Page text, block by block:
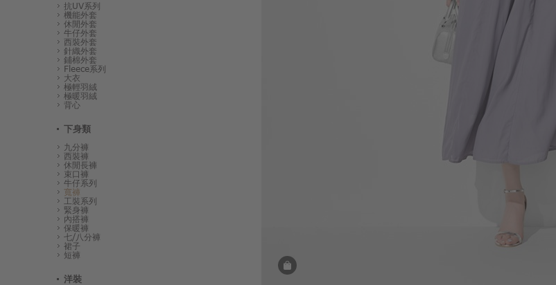
抗UV系列
機能外套
休閒外套
牛仔外套
西裝外套
針織外套
鋪棉外套
Fleece系列
大衣
極輕羽絨
極暖羽絨
背心
下身類
九分褲
西裝褲
休閒長褲
束口褲
牛仔系列
寬褲
工裝系列
緊身褲
內搭褲
保暖褲
七/八分褲
裙子
短褲
洋裝